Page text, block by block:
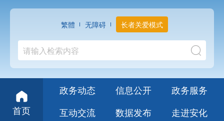
繁體 无障碍 长者关爱模式
首页
政务动态 信息公开
政务服务
互动交流
数据发布 走进安化